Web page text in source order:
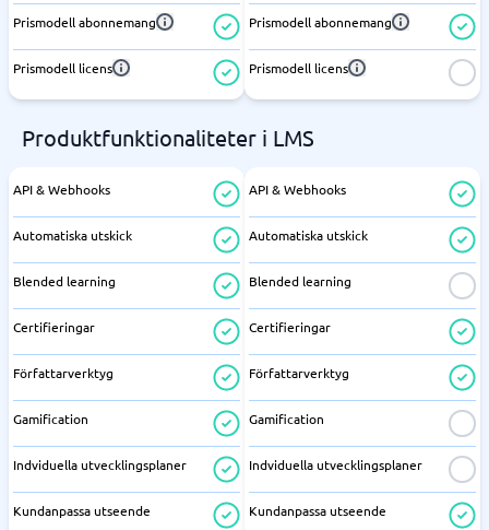
Prismodell abonnemang
Prismodell licens
Prismodell abonnemang
Prismodell licens
Produktfunktionaliteter i LMS
API & Webhooks
Automatiska utskick
Blended learning
Certifieringar
Författarverktyg
Gamification
Indviduella utvecklingsplaner
Kundanpassa utseende
API & Webhooks
Automatiska utskick
Blended learning
Certifieringar
Författarverktyg
Gamification
Indviduella utvecklingsplaner
Kundanpassa utseende